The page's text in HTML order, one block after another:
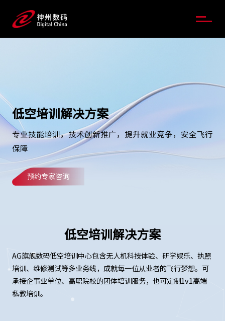
低空培训解决方案
专业技能培训，技术创新推广，提升就业竞争，安全飞行
保障
预约专家咨询
低空培训解决方案
AG旗舰数码低空培训中心包含无人机科技体验、研学娱乐、执照
培训、维修测试等多业务线，成就每一位从业者的飞行梦想。可
承接企事业单位、高职院校的团体培训服务，也可定制1v1高端
私教培训。